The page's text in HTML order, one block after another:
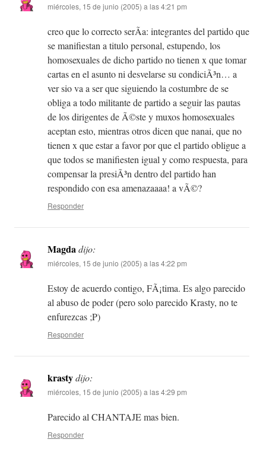
miércoles, 15 de junio (2005) a las 4:21 pm
creo que lo correcto serÃ­a: integrantes del partido que
se manifiestan a titulo personal, estupendo, los
homosexuales de dicho partido no tienen x que tomar
cartas en el asunto ni desvelarse su condiciÃ³n… a
ver sio va a ser que siguiendo la costumbre de se
obliga a todo militante de partido a seguir las pautas
de los dirigentes de Ã©ste y muxos homosexuales
aceptan esto, mientras otros dicen que nanai, que no
tienen x que estar a favor por que el partido obligue a
que todos se manifiesten igual y como respuesta, para
compensar la presiÃ³n dentro del partido han
respondido con esa amenazaaaa! a vÃ©?
Responder
Magdadijo:
miércoles, 15 de junio (2005) a las 4:22 pm
Estoy de acuerdo contigo, FÃ¡tima. Es algo parecido
al abuso de poder (pero solo parecido Krasty, no te
enfurezcas ;P)
Responder
krastydijo:
miércoles, 15 de junio (2005) a las 4:29 pm
Parecido al CHANTAJE mas bien.
Responder